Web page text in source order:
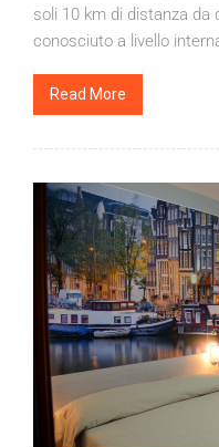
soli 10 km di distanza
conosciuto a livello
Read More